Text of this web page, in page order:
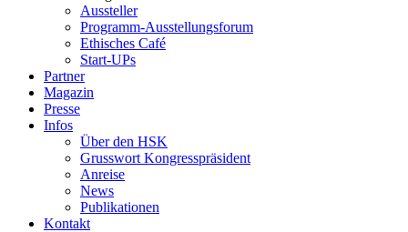
Aussteller
Programm-Ausstellungsforum
Ethisches Café
Start-UPs
Partner
Magazin
Presse
Infos
Über den HSK
Grusswort Kongresspräsident
Anreise
News
Publikationen
Kontakt